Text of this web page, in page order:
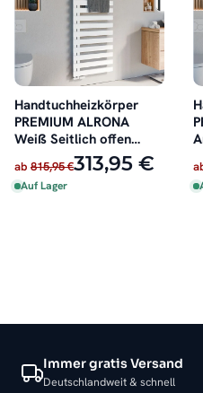
Handtuchheizkörper
PREMIUM ALRONA
Weiß Seitlich offen
rechts oder links
ab 815,95 €313,95 €
Auf Lager
Immer gratis Versand
Deutschlandweit & schnell